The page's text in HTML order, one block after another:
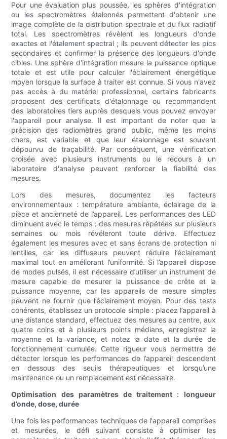
Pour une évaluation plus poussée, les sphères d'intégration
ou les spectromètres étalonnés permettent d'obtenir une
image complète de la distribution spectrale et du flux radiatif
total. Les spectromètres révèlent les longueurs d'onde
exactes et l'étalement spectral ; ils peuvent détecter les pics
secondaires et confirmer la présence des longueurs d'onde
cibles. Une sphère d'intégration mesure la puissance optique
totale et est utile pour calculer l'éclairement énergétique
moyen lorsque la surface à traiter est connue. Si vous n'avez
pas accès à du matériel professionnel, certains fabricants
proposent des certificats d'étalonnage ou recommandent
des laboratoires tiers auprès desquels vous pouvez envoyer
l'appareil pour analyse. Il est important de noter que la
précision des radiomètres grand public, même les moins
chers, est variable et que leur étalonnage est souvent
dépourvu de traçabilité. Par conséquent, une vérification
croisée avec plusieurs instruments ou le recours à un
laboratoire d'analyse peuvent renforcer la fiabilité des
mesures.
Lors des mesures, documentez les facteurs
environnementaux : température ambiante, éclairage de la
pièce et ancienneté de l’appareil. Les performances des LED
diminuent avec le temps ; des mesures répétées sur plusieurs
semaines ou mois révéleront toute dérive. Effectuez
également les mesures avec et sans écrans de protection ni
lentilles, car les diffuseurs peuvent réduire l’éclairement
maximal tout en améliorant l’uniformité. Si l’appareil dispose
de modes pulsés, il est nécessaire d’utiliser un instrument de
mesure capable de mesurer la puissance de crête et la
puissance moyenne, car les appareils de mesure simples
peuvent ne fournir que l’éclairement moyen. Pour des tests
cohérents, établissez un protocole simple : placez l’appareil à
une distance standard, effectuez des mesures au centre, aux
quatre coins et à plusieurs points médians, enregistrez la
moyenne et la variance, et notez la date et la durée de
fonctionnement cumulée. Cette rigueur vous permettra de
détecter lorsque les performances de l’appareil descendent
en dessous des seuils thérapeutiques et lorsqu’une
maintenance ou un remplacement est nécessaire.
Optimisation des paramètres de traitement : longueur
d’onde, dose, durée
Une fois les performances techniques de l'appareil comprises
et mesurées, le défi suivant consiste à optimiser les